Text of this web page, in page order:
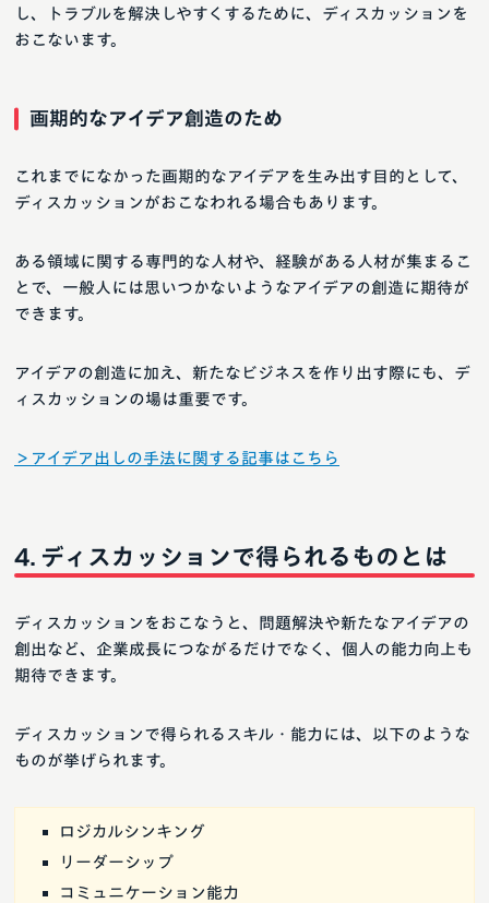
し、トラブルを解決しやすくするために、ディスカッションを
おこないます。
画期的なアイデア創造のため
これまでになかった画期的なアイデアを生み出す目的として、
ディスカッションがおこなわれる場合もあります。
ある領域に関する専門的な人材や、経験がある人材が集まるこ
とで、一般人には思いつかないようなアイデアの創造に期待が
できます。
アイデアの創造に加え、新たなビジネスを作り出す際にも、デ
ィスカッションの場は重要です。
＞アイデア出しの手法に関する記事はこちら
ディスカッションで得られるものとは
ディスカッションをおこなうと、問題解決や新たなアイデアの
創出など、企業成長につながるだけでなく、個人の能力向上も
期待できます。
ディスカッションで得られるスキル・能力には、以下のような
ものが挙げられます。
ロジカルシンキング
リーダーシップ
コミュニケーション能力